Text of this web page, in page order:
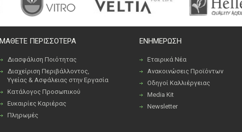
ΜΑΘΕΤΕ ΠΕΡΙΣΣΟΤΕΡΑ
Διασφάλιση Ποιότητας
Διαχείριση Περιβάλλοντος,
Υγείας & Ασφάλειας στην Εργασία
Κατάλογος Προσωπικού
Ευκαιρίες Καριέρας
Πληρωμές
ΕΝΗΜΕΡΩΣΗ
Εταιρικά Νέα
Ανακοινώσεις Προϊόντων
Οδηγοί Καλλιέργειας
Media Kit
Newsletter